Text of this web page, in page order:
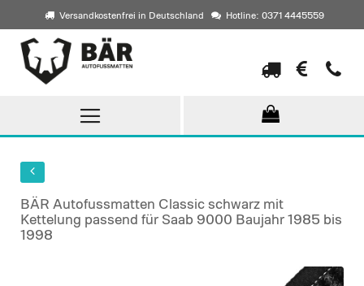
Versandkostenfrei in Deutschland Hotline: 0371 4445559
Direkt
zum
Inhalt
BÄR Autofussmatten Classic schwarz mit
Kettelung passend für Saab 9000 Baujahr 1985 bis
1998